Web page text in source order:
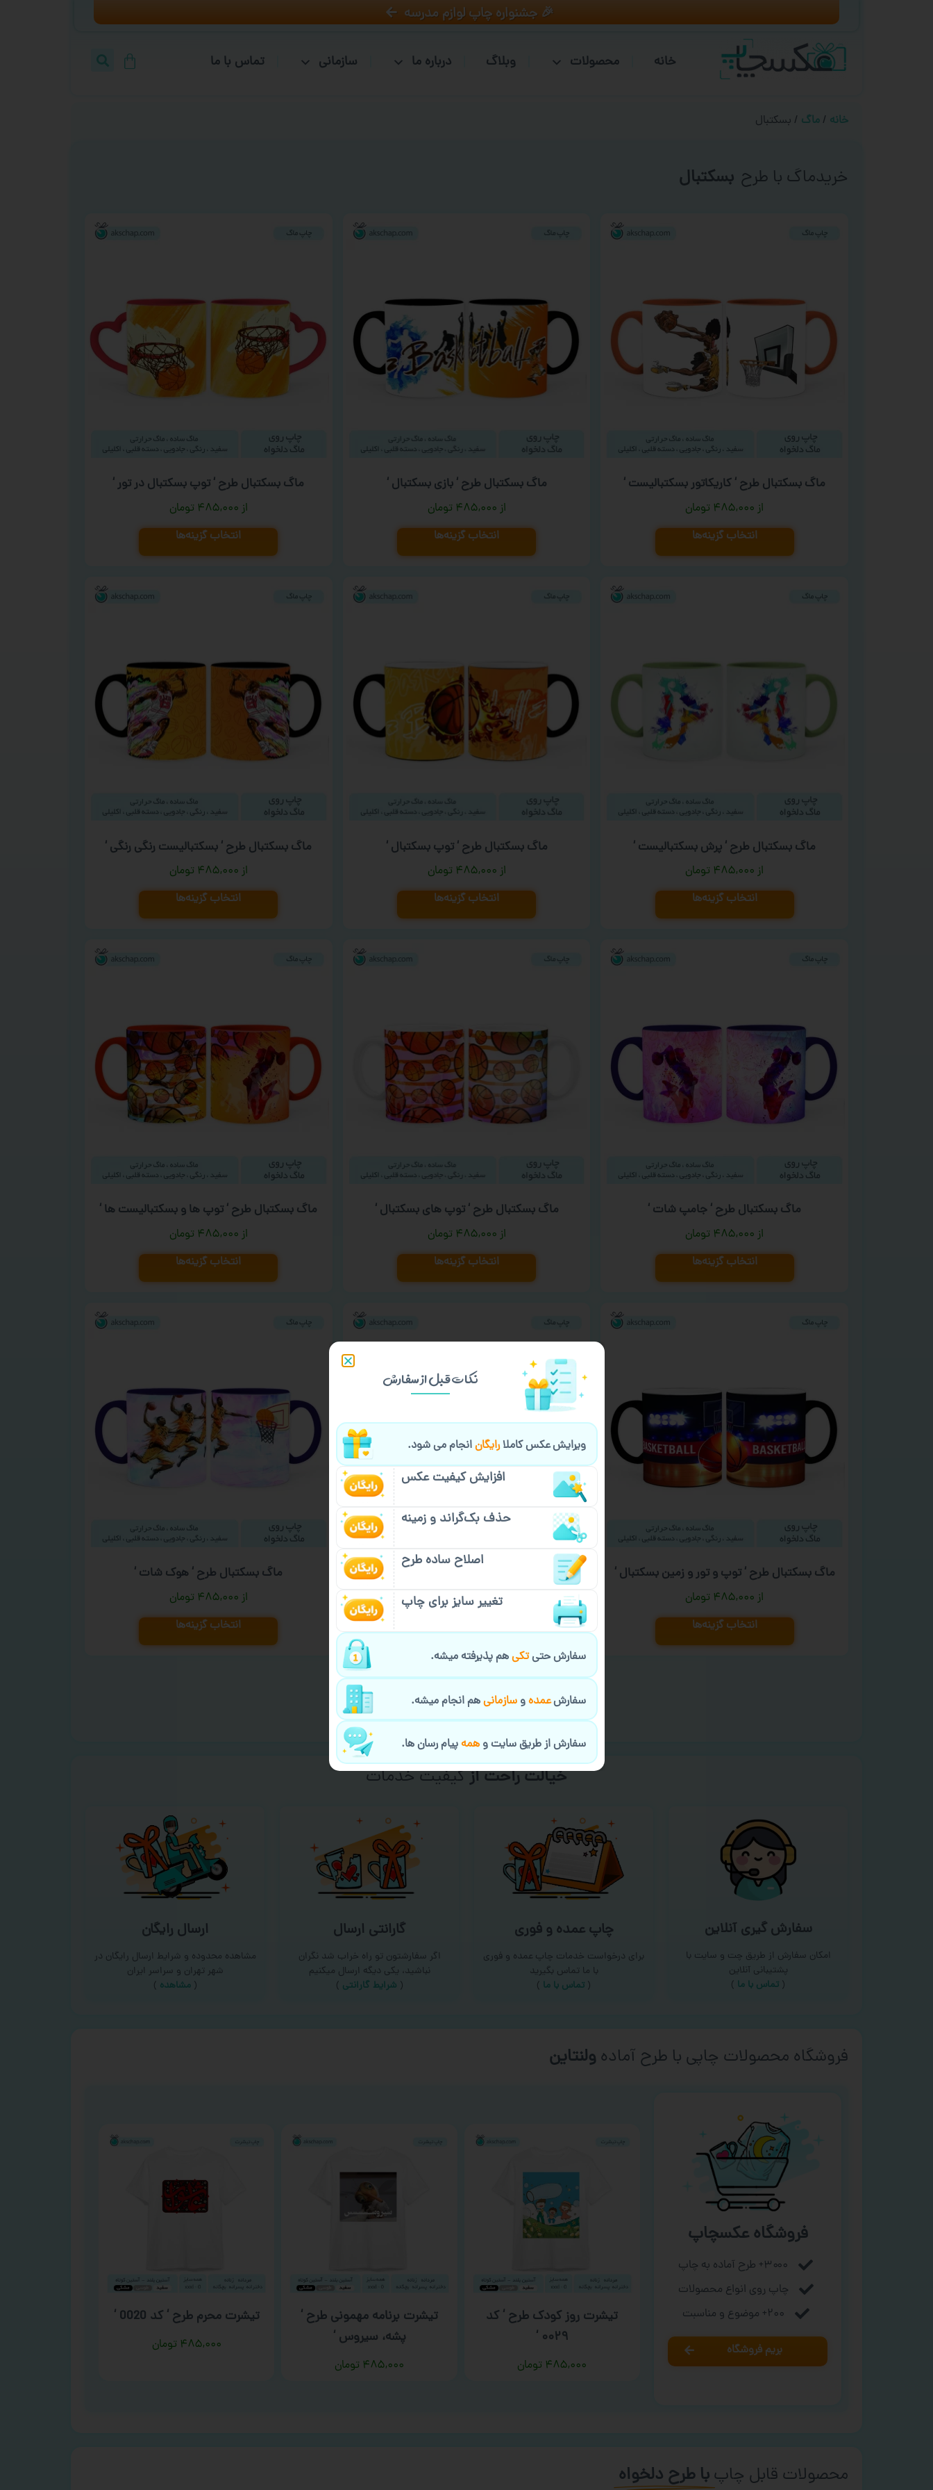
🎉 جشنواره چاپ لوازم مدرسه
خانه محصولات وبلاگ درباره ما سازمانی تماس با ما
خانه / ماگ / بسکتبال
خریدماگ با طرح بسکتبال
ماگ بسکتبال طرح ‘ کاریکاتور بسکتبالیست ‘
۴۸۵,۰۰۰ تومان
انتخاب گزینه‌ها
ماگ بسکتبال طرح ‘ بازی بسکتبال ‘
۴۸۵,۰۰۰ تومان
انتخاب گزینه‌ها
ماگ بسکتبال طرح ‘ توپ بسکتبال در تور ‘
۴۸۵,۰۰۰ تومان
انتخاب گزینه‌ها
ماگ بسکتبال طرح ‘ پرش بسکتبالیست ‘
۴۸۵,۰۰۰ تومان
انتخاب گزینه‌ها
ماگ بسکتبال طرح ‘ توپ بسکتبال ‘
۴۸۵,۰۰۰ تومان
انتخاب گزینه‌ها
ماگ بسکتبال طرح ‘ بسکتبالیست رنگی رنگی ‘
۴۸۵,۰۰۰ تومان
انتخاب گزینه‌ها
ماگ بسکتبال طرح ‘ جامپ شات ‘
۴۸۵,۰۰۰ تومان
انتخاب گزینه‌ها
ماگ بسکتبال طرح ‘ توپ های بسکتبال ‘
۴۸۵,۰۰۰ تومان
انتخاب گزینه‌ها
ماگ بسکتبال طرح ‘ توپ ها و بسکتبالیست ها ‘
۴۸۵,۰۰۰ تومان
انتخاب گزینه‌ها
ماگ بسکتبال طرح ‘ توپ و تور و زمین بسکتبال ‘
۴۸۵,۰۰۰ تومان
انتخاب گزینه‌ها
ماگ بسکتبال طرح ‘ عشق بسکت ‘
۴۸۵,۰۰۰ تومان
ماگ بسکتبال طرح ‘ هوک شات ‘
۴۸۵,۰۰۰ تومان
انتخاب گزینه‌ها
۱ ۲ ←
خیالت راحت ازسفارش گیری
سفارش گیری آنلاین
امکان سفارش از طریق چت و سایت با
پشتیبانی آنلاین
( تماس با ما‌ )
چاپ عمده و فوری
برای درخواست خدمات چاپ عمده و فوری
با ما تماس بگیرید
( تماس با ما )
گارانتی ارسال
اگر سفارشتون تو راه خراب شد نگران
نباشید، یکی دیگه ارسال میکنیم
( شرایط گارانتی )
ارسال رایگان
مشاهده محدوده و شرایط ارسال رایگان در
شهر تهران و سراسر ایران
(مشاهده )
فروشگاه محصولات چاپی با طرح آماده ورزشی
فروشگاه عکسچاپ
۳۰۰۰+ طرح آماده به چاپ
چاپ روی انواع محصولات
۲۰۰+ موضوع و مناسبت
بریم فروشگاه
تیشرت روز کودک طرح ‘ کد
۰۰۲۹ ‘
۴۸۵,۰۰۰ تومان
تیشرت برنامه مهمونی طرح ‘
پشه، سیروس ‘
۴۸۵,۰۰۰ تومان
تیشرت محرم طرح ‘ کد 0020 ‘
۴۸۵,۰۰۰ تومان
محصولات قابل چاپبا طرح دلخواه
نکات قبل از سفارش
ویرایش عکس کاملارایگانانجام می شود.
افزایش کیفیت عکس
حذف بک‌گراند و زمینه
اصلاح ساده طرح
تغییر سایز برای چاپ
سفارش حتیتکیهم پذیرفته میشه.
سفارشعمدهوسازمانیهم انجام میشه.
سفارش از طریق سایت وهمهپیام رسان ها.